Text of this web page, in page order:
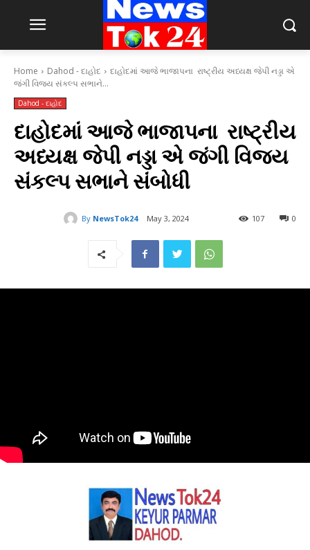
Home Dahod - દાહોદ
દાહોદમાં આજે ભાજાપના રાષ્ટ્રીય અધ્યક્ષ જેપી નડ્ડા એ
જંગી વિજય સંકલ્પ સભાને...
Dahod - દાહોદ
દાહોદમાં આજે ભાજાપના રાષ્ટ્રીય
અધ્યક્ષ જેપી નડ્ડા એ જંગી વિજય
સંકલ્પ સભાને સંબોધી
By NewsTok24 May 3, 2024 0
107